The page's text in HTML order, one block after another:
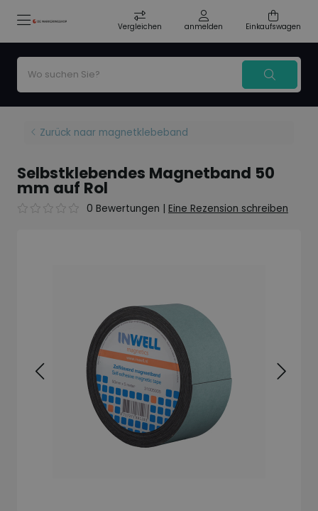
Vergleichen anmelden Einkaufswagen
Zurück naar magnetklebeband
Selbstklebendes Magnetband 50
mm auf Rol
0 Bewertungen | Eine Rezension schreiben